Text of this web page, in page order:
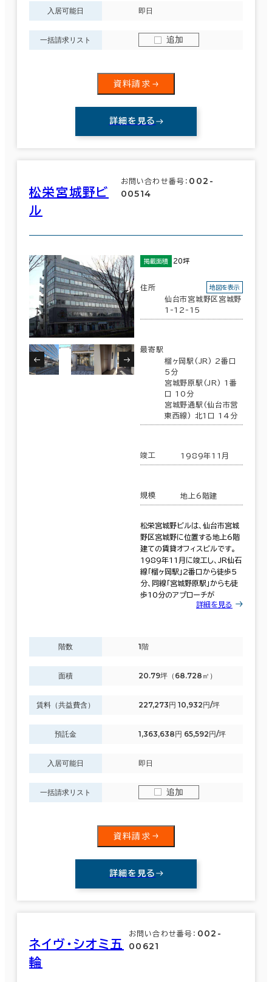
入居可能日 即日
一括請求リスト 追加
資料請求
詳細を見る
松栄宮城野ビ
ル
お問い合わせ番号： 002-
00514
掲載面積 20坪
住所
仙台市宮城野区宮城野
1-12-15
地図を表示
最寄駅
榴ヶ岡駅(JR) 2番口
5分
宮城野原駅(JR) 1番
口 10分
宮城野通駅(仙台市営
東西線) 北1口 14分
竣工 1989年11月
規模 地上6階建
松栄宮城野ビルは、仙台市宮城
野区宮城野に位置する地上6階
建ての賃貸オフィスビルです。
1989年11月に竣工し、JR仙石
線「榴ヶ岡駅」2番口から徒歩5
分、同線「宮城野原駅」からも徒
歩10分のアプローチが
詳細を見る
階数 1階
面積 20.79坪（68.728㎡）
賃料（共益費含） 227,273円 10,932円/坪
預託金 1,363,638円 65,592円/坪
入居可能日 即日
一括請求リスト 追加
資料請求
詳細を見る
ネイヴ・シオミ五
輪
お問い合わせ番号： 002-
00621
エリアを追加・変更する
仙台市
青葉区
宮城野区 (83)
該当数 12室(5棟)
この条件で検索する
駅徒歩
3分以内
3か月以内
築年数
建築中 1年以内
10年以内
20年以内
1フロア面積100坪以上
12室(5棟)
この条件で検索する